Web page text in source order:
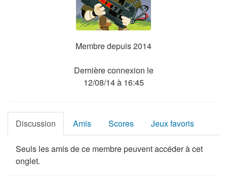
Membre depuis 2014
Dernière connexion le
12/08/14 à 16:45
Discussion Amis Scores Jeux favoris
Seuls les amis de ce membre peuvent accéder à cet
onglet.